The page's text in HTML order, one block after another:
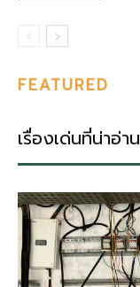
FEATURED
เรื่องเด่นที่น่าอ่าน